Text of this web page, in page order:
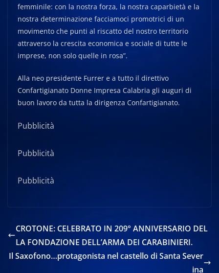
femminile: con la nostra forza, la nostra caparbietà e la
nostra determinazione facciamoci promotrici di un
movimento che punti al riscatto del nostro territorio
attraverso la crescita economica e sociale di tutte le
imprese, non solo quelle in rosa”.
Alla neo presidente Furrer e a tutto il direttivo
Confartigianato Donne Impresa Calabria gli auguri di
buon lavoro da tutta la dirigenza Confartigianato.
Pubblicità
Pubblicità
Pubblicità
CROTONE: CELEBRATO IN 209° ANNIVERSARIO DEL
LA FONDAZIONE DELL’ARMA DEI CARABINIERI.
Il Saxofono…protagonista nel castello di Santa Sever
ina